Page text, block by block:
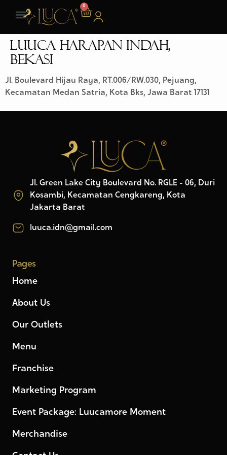
0
LUUCA HARAPAN INDAH,
BEKASI
Jl. Boulevard Hijau Raya, RT.006/RW.030, Pejuang,
Kecamatan Medan Satria, Kota Bks, Jawa Barat 17131
Jl. Green Lake City Boulevard No. RGLE - 06, Duri
Kosambi, Kecamatan Cengkareng, Kota
Jakarta Barat
luuca.idn@gmail.com
Pages
Home
About Us
Our Outlets
Menu
Franchise
Marketing Program
Event Package: Luucamore Moment
Merchandise